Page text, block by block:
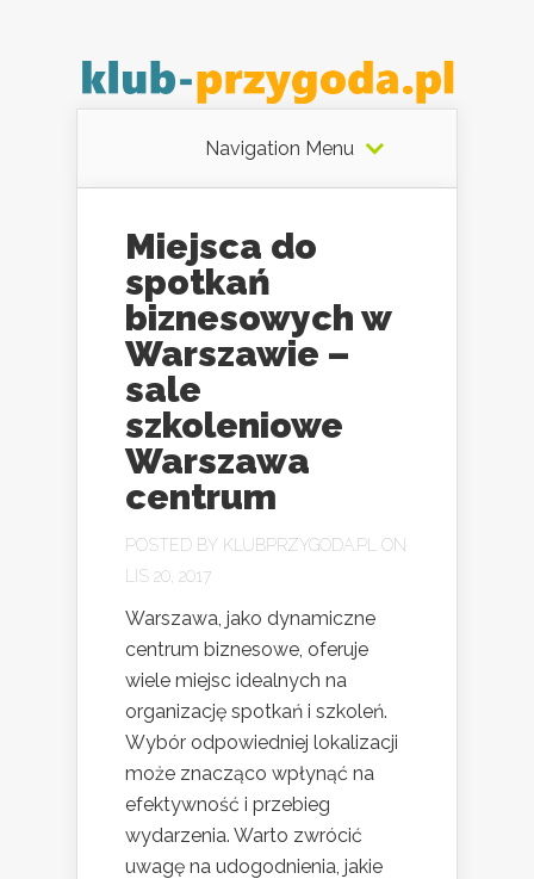
Navigation Menu
Miejsca do
spotkań
biznesowych w
Warszawie –
sale
szkoleniowe
Warszawa
centrum
POSTED BY KLUBPRZYGODA.PL
ON
LIS 20, 2017
Warszawa, jako dynamiczne
centrum biznesowe, oferuje
wiele miejsc idealnych na
organizację spotkań i szkoleń.
Wybór odpowiedniej lokalizacji
może znacząco wpłynąć na
efektywność i przebieg
wydarzenia. Warto zwrócić
uwagę na udogodnienia, jakie